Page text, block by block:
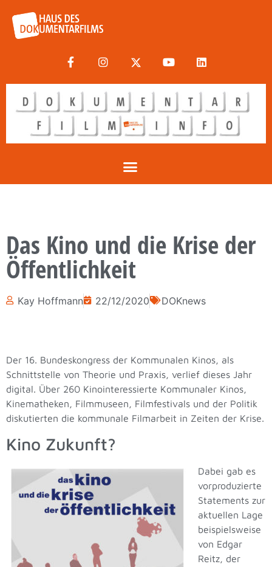
Das Kino und die Krise der
Öffentlichkeit
Kay Hoffmann 22/12/2020 DOKnews
Der 16. Bundeskongress der Kommunalen Kinos, als
Schnittstelle von Theorie und Praxis, verlief dieses Jahr
digital. Über 260 Kinointeressierte Kommunaler Kinos,
Kinematheken, Filmmuseen, Filmfestivals und der Politik
diskutierten die kommunale Filmarbeit in Zeiten der Krise.
Kino Zukunft?
Dabei gab es
vorproduzierte
Statements zur
aktuellen Lage
beispielsweise
von Edgar
Reitz, der